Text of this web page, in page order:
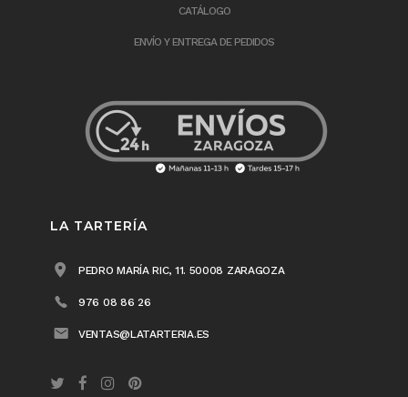
CATÁLOGO
ENVÍO Y ENTREGA DE PEDIDOS
LA TARTERÍA
PEDRO MARÍA RIC, 11. 50008 ZARAGOZA
976 08 86 26
VENTAS@LATARTERIA.ES